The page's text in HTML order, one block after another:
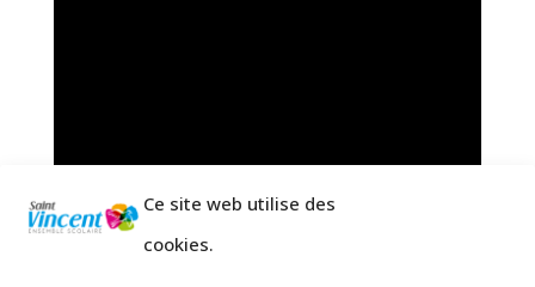
Ce site web utilise des
cookies.